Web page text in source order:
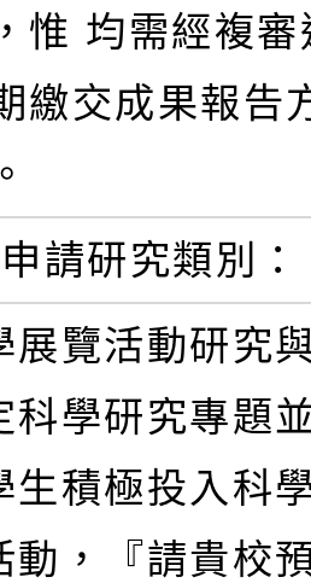
惟 均需經複
繳交成果報告
申請研究類別：
展覽活動研究
科學研究專題
生積極投入科
動，『請貴校